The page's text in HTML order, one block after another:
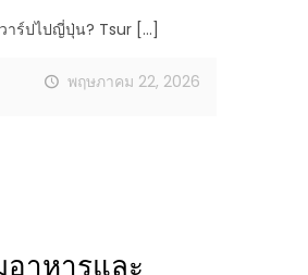
าร์ปไปญี่ปุ่น? Tsur[…]
พฤษภาคม 22, 2026
าหารและ